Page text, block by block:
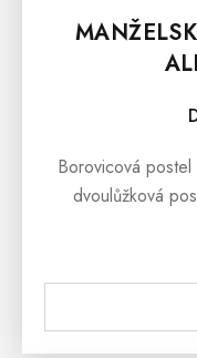
Borovicová
dvoulůžková